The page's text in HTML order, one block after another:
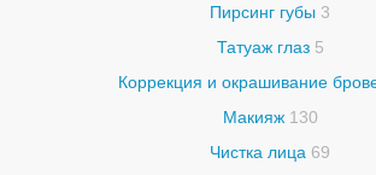
Пирсинг губы 3
Татуаж глаз 5
Коррекция и окрашивание
Макияж 130
Чистка лица 69